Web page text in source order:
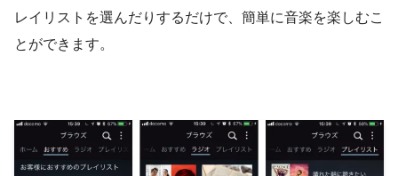
レイリストを選んだりするだけで、簡単に音楽を楽しむこ
とができます。